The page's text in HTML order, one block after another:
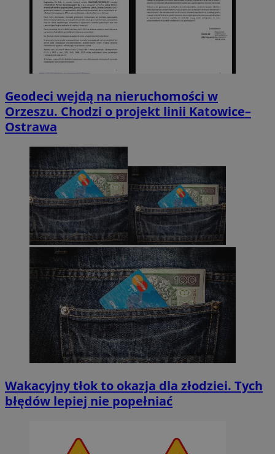
Geodeci wejdą na nieruchomości w
Orzeszu. Chodzi o projekt linii Katowice–
Ostrawa
Wakacyjny tłok to okazja dla złodziei. Tych
błędów lepiej nie popełniać